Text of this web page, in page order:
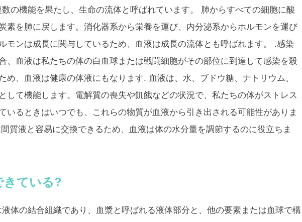
の機能を果たし、 生命の流体と呼ばれています。 肺からすべての細胞に酸
素を肺に戻します。消化器系から栄養を運び、内分泌系からホルモンを運び
モンは成長に関与しているため、血液は成長の流体とも呼ばれます。 .感染
、血液は私たちの体の白血球または戦闘細胞がその部位に到達して感染を殺
め、血液は健康の体液にもなります. 血液は、水、ブドウ糖、ナトリウム、
して機能します。電解質の喪失や飢餓などの状況で、私たちの体がストレス
いるときはいつでも、これらの物質が血液から引き出される可能性がありま
質液と容易に交換できるため、血液は体の水分量を調節するのに役立ちま
きている?
体の結合組織であり、血漿と呼ばれる液体部分と、他の要素または血球で構